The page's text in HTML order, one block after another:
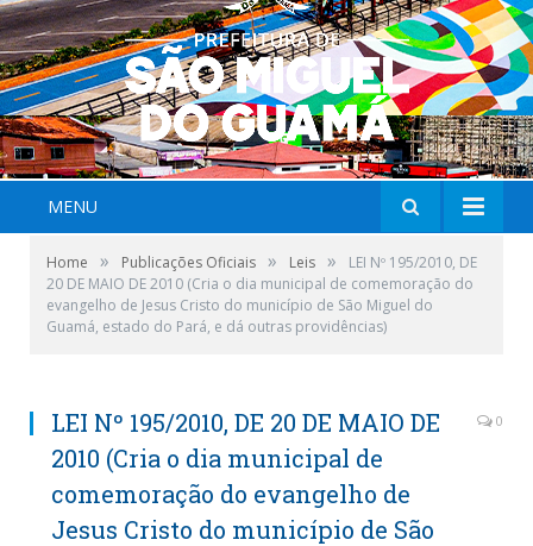
MENU
Home » Publicações Oficiais » Leis »
LEI Nº 195/2010, DE
20 DE MAIO DE 2010 (Cria o dia municipal de comemoração do
evangelho de Jesus Cristo do município de São Miguel do
Guamá, estado do Pará, e dá outras providências)
LEI Nº 195/2010, DE 20 DE MAIO DE
2010 (Cria o dia municipal de
comemoração do evangelho de
Jesus Cristo do município de São
0